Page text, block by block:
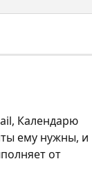
Календарю
ему нужны, и
от